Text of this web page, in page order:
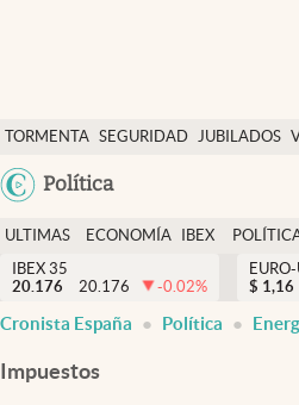
TORMENTA SEGURIDAD JUBILADOS
Política
Economía y finanzas
Política
Actualidad
Criptomonedas
España
ULTIMAS
NOTICIAS
ECONOMÍA
FINANZAS
IBEX
EURO
IBEX 35
20.176
20.176 -0.02%
$ 1,16
Cronista España Política
Impuestos